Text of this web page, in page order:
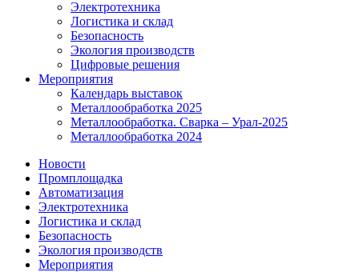
Электротехника
Логистика и склад
Безопасность
Экология производств
Цифровые решения
Мероприятия
Календарь выставок
Металлообработка 2025
Металлообработка. Сварка – Урал-2025
Металлообработка 2024
Новости
Промплощадка
Автоматизация
Электротехника
Логистика и склад
Безопасность
Экология производств
Мероприятия